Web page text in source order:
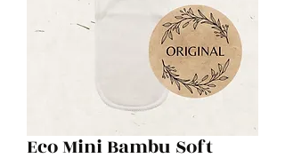
Eco Mini Bambu Soft